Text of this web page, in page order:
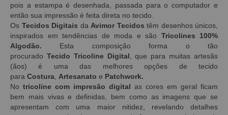
pois a estampa é desenhada, passada para o computador e
então sua impressão é feita direta no tecido.
Os Tecidos Digitais da Avimor Tecidos têm desenhos únicos,
inspirados em tendências de moda e são Tricolines 100%
Algodão. Esta composição forma o tão
procurado Tecido Tricoline Digital , que para muitas artesãs
(ãos) é uma das melhores opções de tecido
para Costura Artesanato e Patchwork.
No tricoline com impresão digital as cores em geral ficam
bem mais vivas e definidas, bem como as imagens que se
apresentam com uma maior nitidez, revelando detalhes